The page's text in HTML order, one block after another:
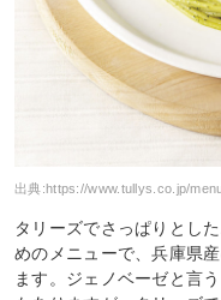
出典:https://www.tullys.co.jp/
タリーズでさっぱりとし
めのメニューで、兵庫県
ます。ジェノベーゼと言